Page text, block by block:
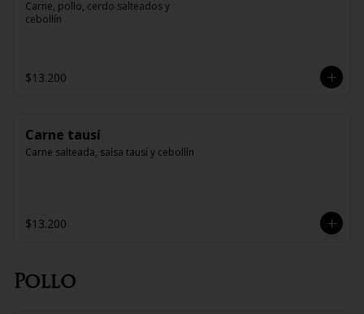
Carne, pollo, cerdo salteados y
cebollín
$13.200
Carne tausí
Carne salteada, salsa tausí y cebollín
$13.200
Pollo